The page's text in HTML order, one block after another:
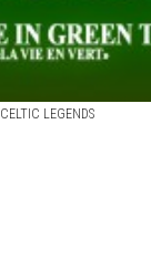
CELTIC LEGENDS